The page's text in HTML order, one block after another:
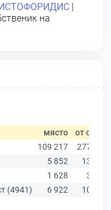
на
място
от общо
109 217
277 019
5 852
13 529
1 628
3 136
(4941)
6 922 10 330